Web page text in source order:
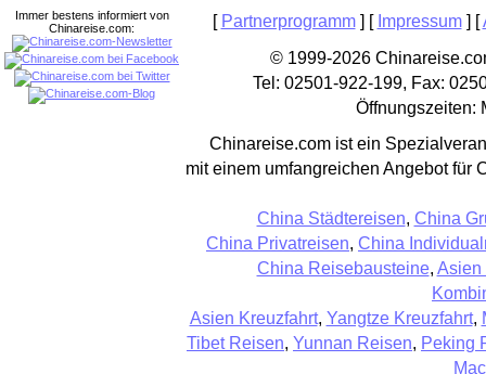
[ Partnerprogramm] [ Impressum] [
© 1999-2026
Tel: 02501-922-199, Fax:
Öffnungszeiten:
Chinareise.com ist ein
mit einem umfangreichen Angebot für
China Städtereisen, China
China Privatreisen, China
China Reisebausteine, Asien
Asien Kreuzfahrt, Yangtze Kreuzfahrt,
Tibet Reisen, Yunnan Reisen, Peking
Immer bestens informiert von
Chinareise.com: